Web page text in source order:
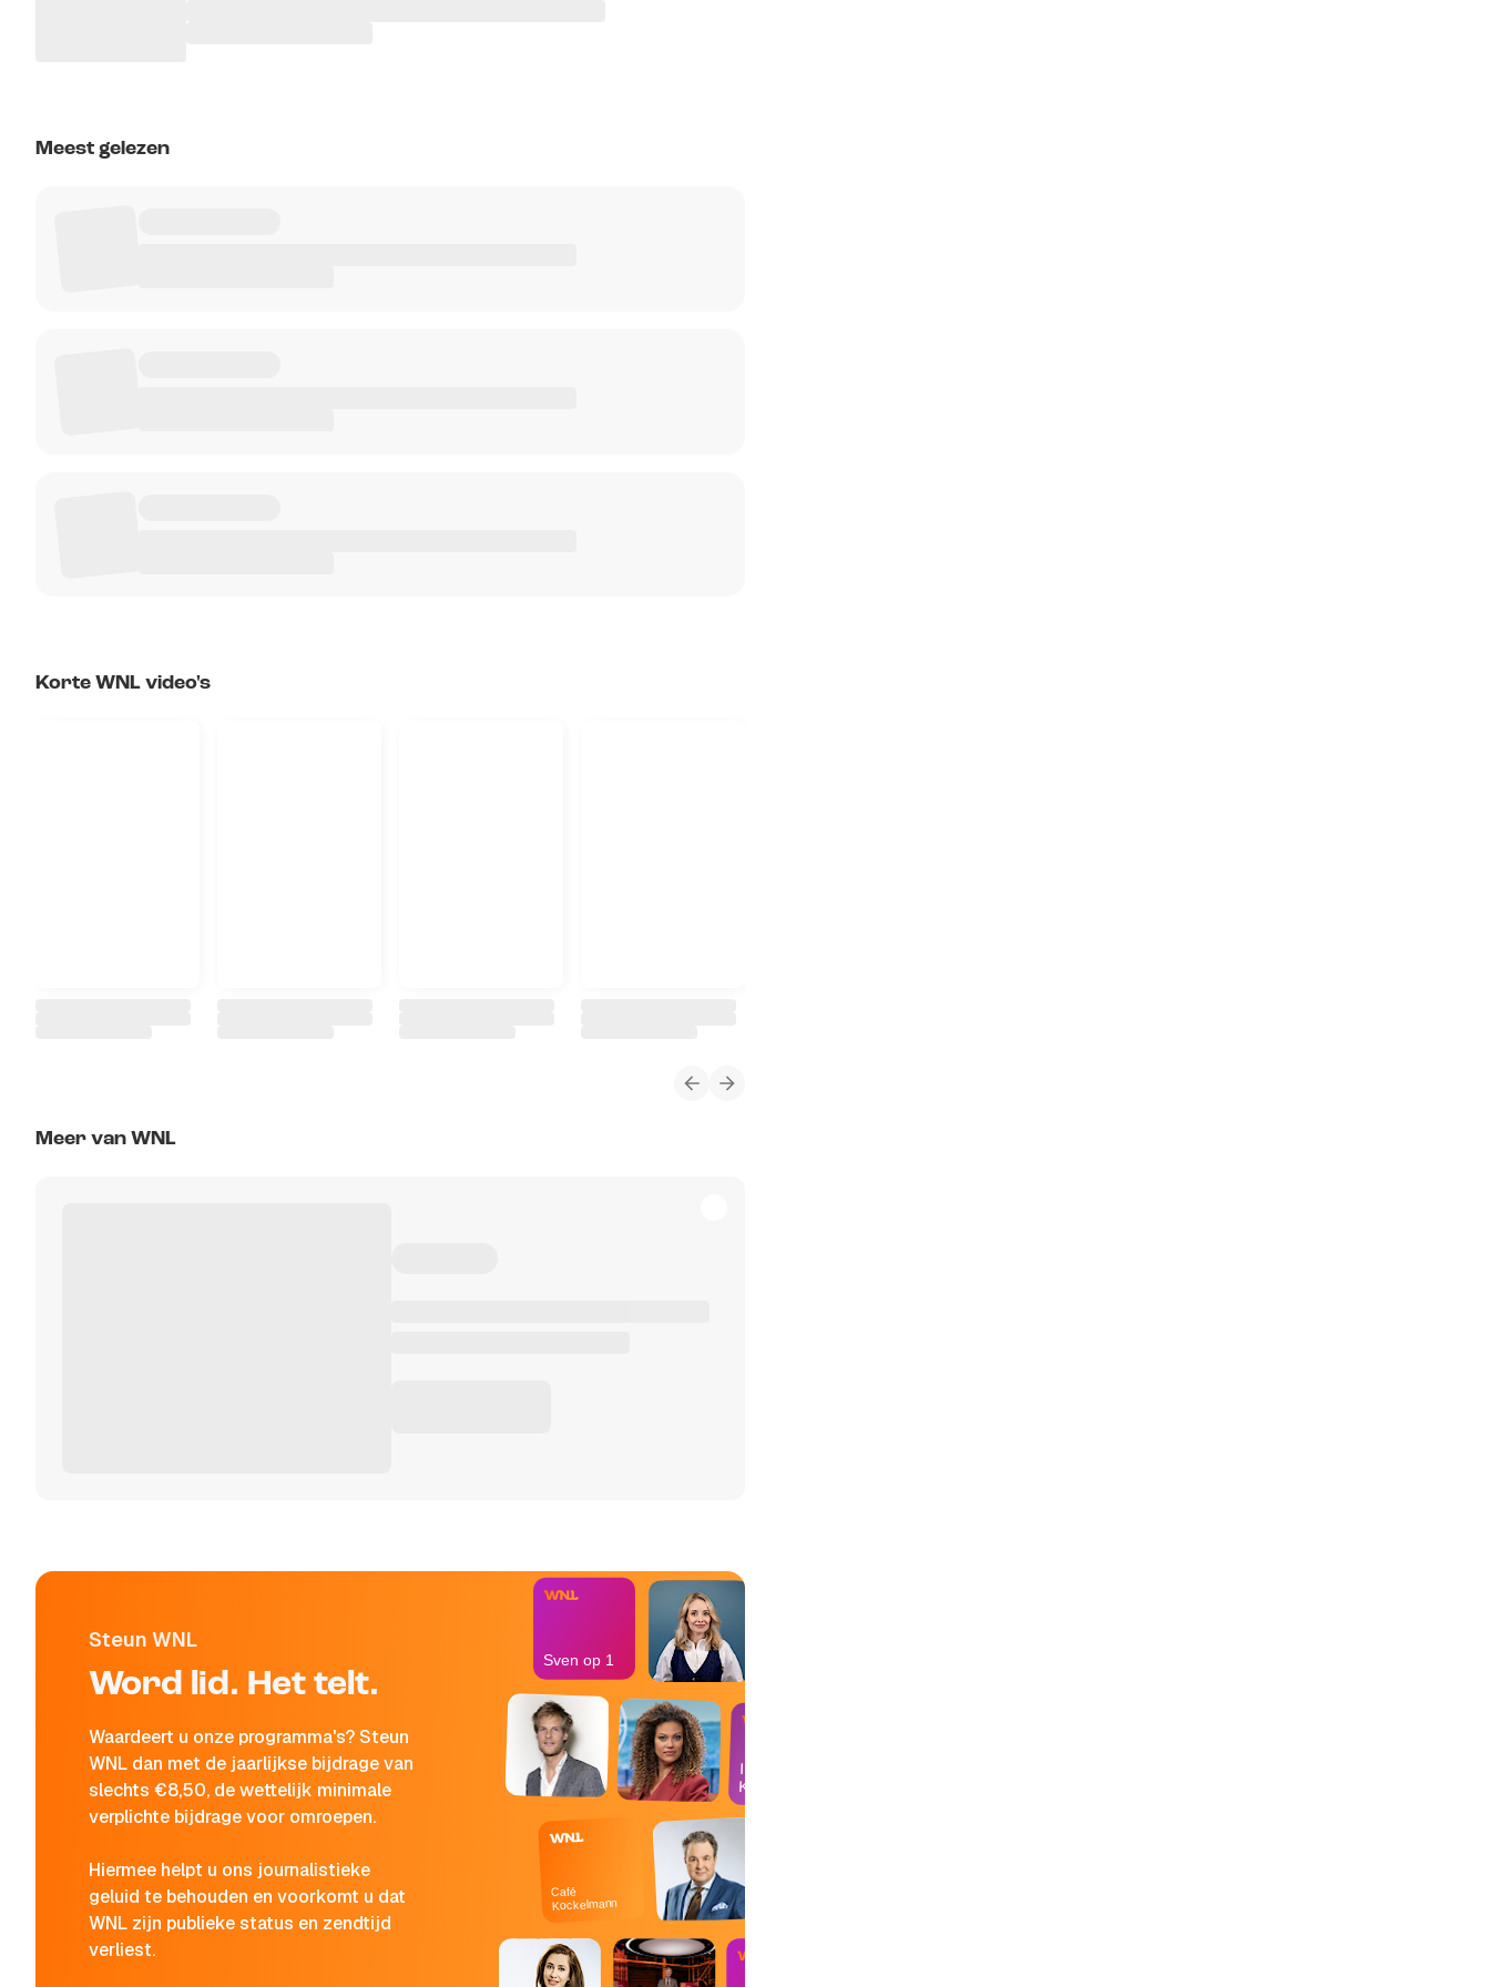
Meest gelezen
Korte WNL video's
Meer van WNL
Steun WNL
Word lid. Het telt.
Waardeert u onze programma's? Steun
WNL dan met de jaarlijkse bijdrage van
slechts €8,50, de wettelijk minimale
verplichte bijdrage voor omroepen.
Hiermee helpt u ons journalistieke
geluid te behouden en voorkomt u dat
WNL zijn publieke status en zendtijd
verliest.
Café
Kockelmann
In de
Kantine
Sven op 1